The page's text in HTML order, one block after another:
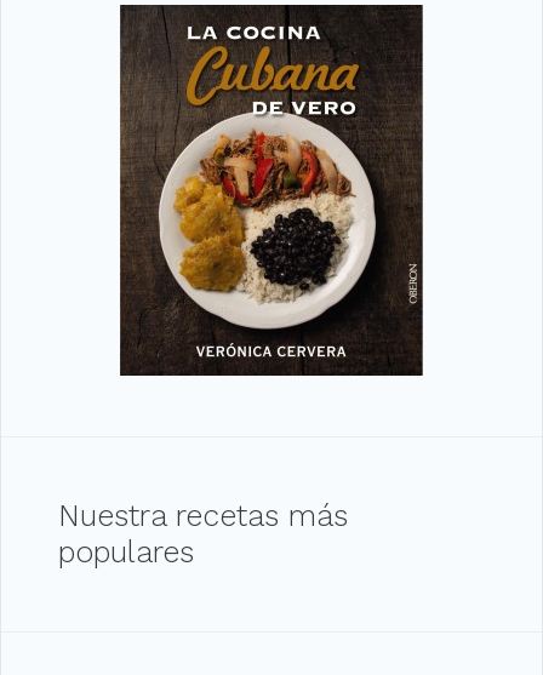
Nuestra recetas más
populares